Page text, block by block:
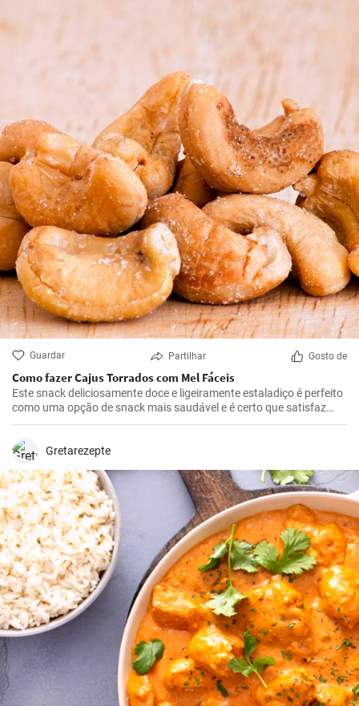
Guardar Partilhar Gosto de
Como fazer Cajus Torrados com Mel Fáceis
Este snack deliciosamente doce e ligeiramente estaladiço é perfeito
como uma opção de snack mais saudável e é certo que satisfaz
quem gosta de doces.
Gretarezepte